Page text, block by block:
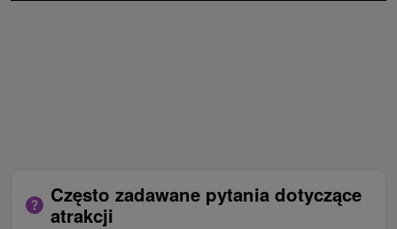
Często zadawane pytania dotyczące
atrakcji